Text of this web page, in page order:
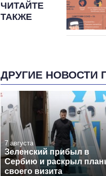
ЧИТАЙТЕ
ТАКЖЕ
ДРУГИЕ НОВОСТИ
7 августа
Зеленский прибыл в
Сербию и раскрыл
своего визита